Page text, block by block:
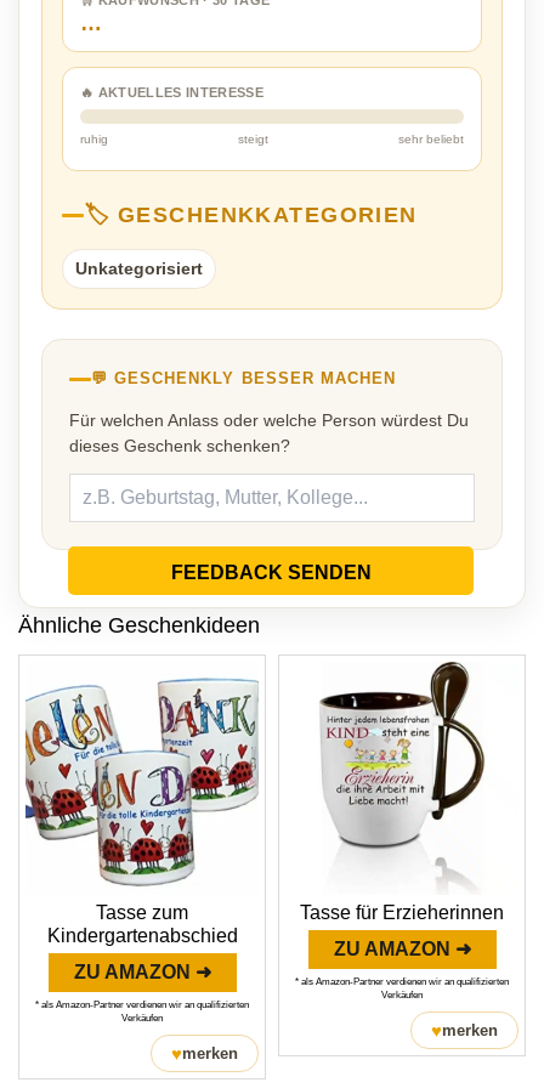
…
🔥 AKTUELLES INTERESSE
ruhig steigt sehr beliebt
🏷️ GESCHENKKATEGORIEN
Unkategorisiert
💬 GESCHENKLY BESSER MACHEN
Für welchen Anlass oder welche Person würdest Du
dieses Geschenk schenken?
FEEDBACK SENDEN
Ähnliche Geschenkideen
Tasse zum
Kindergartenabschied
ZU AMAZON ➜
* als Amazon-Partner verdienen wir an qualifizierten
Verkäufen
♥merken
Tasse für Erzieherinnen
ZU AMAZON ➜
* als Amazon-Partner verdienen wir an qualifizierten
Verkäufen
♥merken